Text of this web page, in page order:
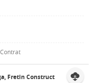
Fretin Construct